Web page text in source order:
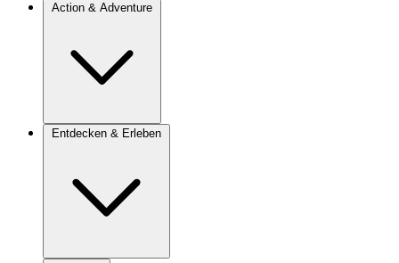
Action & Adventure
Entdecken & Erleben